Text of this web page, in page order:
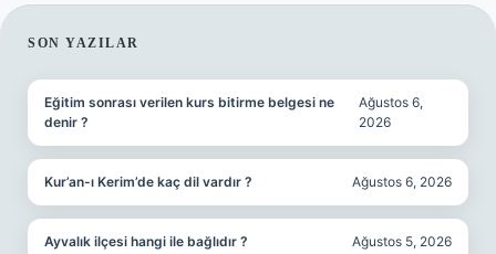
SIDEBAR
SON YAZILAR
Eğitim sonrası verilen kurs bitirme belgesi ne
denir ?
Ağustos 6,
2026
Kur’an-ı Kerim’de kaç dil vardır ? Ağustos 6, 2026
Ayvalık ilçesi hangi ile bağlıdır ? Ağustos 5, 2026